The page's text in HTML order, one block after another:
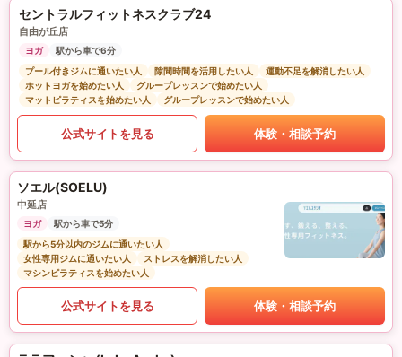
セントラルフィットネスクラブ24
自由が丘店
ヨガ
駅から車で6分
プール付きジムに通いたい人
隙間時間を活用したい人
運動不足を解消したい人
ホットヨガを始めたい人
グループレッスンで始めたい人
マットピラティスを始めたい人
グループレッスンで始めたい人
公式サイトを見る 体験・相談予約
ソエル(SOELU)
中延店
ヨガ
駅から車で5分
駅から5分以内のジムに通いたい人
女性専用ジムに通いたい人
ストレスを解消したい人
マシンピラティスを始めたい人
公式サイトを見る 体験・相談予約